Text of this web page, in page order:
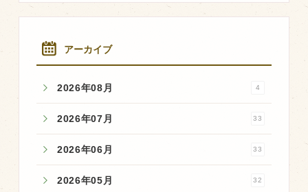
アーカイブ
2026年08月 4
2026年07月 33
2026年06月 33
2026年05月 32